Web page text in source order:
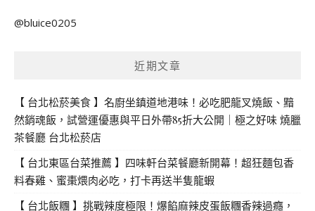
鍵
@bluice0205
近期文章
【 台北松菸美食 】名廚坐鎮道地港味！必吃肥龍叉燒飯、黯
然銷魂飯，試營運優惠與平日外帶85折大公開｜極之好味 燒臘
茶餐廳 台北松菸店
【 台北東區台菜推薦 】四味軒台菜餐廳新開幕！超狂麵包香
料春雞、蜜棗煨肉必吃，打卡再送半隻龍蝦
【 台北飯糰 】挑戰辣度極限！爆餡麻辣皮蛋飯糰香辣過癮，